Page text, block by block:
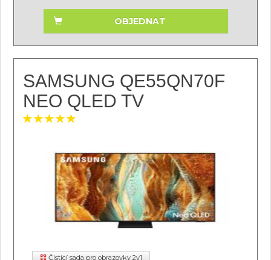
OBJEDNAT
SAMSUNG QE55QN70F
NEO QLED TV
Čistící sada pro obrazovky 2v1